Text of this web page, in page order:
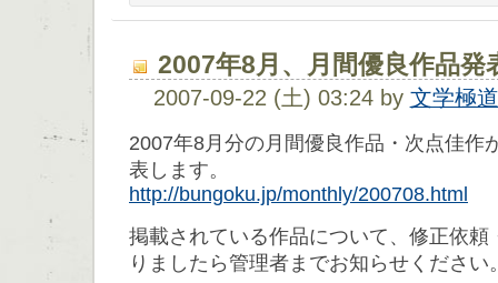
2007年8月、月間優良作品発
2007-09-22 (土) 03:24 by 文学極
2007年8月分の月間優良作品・次点佳作
表します。
http://bungoku.jp/monthly/200708.html
掲載されている作品について、修正依頼
りましたら管理者までお知らせください